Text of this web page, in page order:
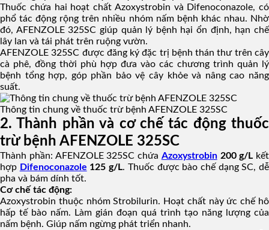
Thuốc chứa hai hoạt chất Azoxystrobin và Difenoconazole, có
phổ tác động rộng trên nhiều nhóm nấm bệnh khác nhau. Nhờ
đó, AFENZOLE 325SC giúp quản lý bệnh hại ổn định, hạn chế
lây lan và tái phát trên ruộng vườn.
AFENZOLE 325SC được đăng ký đặc trị bệnh thán thư trên cây
cà phê, đồng thời phù hợp đưa vào các chương trình quản lý
bệnh tổng hợp, góp phần bảo vệ cây khỏe và nâng cao năng
suất.
Thông tin chung về thuốc trừ bệnh AFENZOLE 325SC
2. Thành phần và cơ chế tác động thuốc
trừ bệnh AFENZOLE 325SC
Thành phần: AFENZOLE 325SC chứa Azoxystrobin 200 g/L kết
hợp Difenoconazole 125 g/L. Thuốc được bào chế dạng SC, dễ
pha và bám dính tốt.
Cơ chế tác động:
Azoxystrobin thuộc nhóm Strobilurin. Hoạt chất này ức chế hô
hấp tế bào nấm. Làm gián đoạn quá trình tạo năng lượng của
nấm bệnh. Giúp nấm ngừng phát triển nhanh.